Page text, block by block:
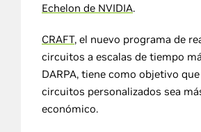
Echelon de NVIDIA.
CRAFT, el nuevo programa de
circuitos a escalas de tiempo
DARPA, tiene como objetivo
circuitos personalizados sea
económico.